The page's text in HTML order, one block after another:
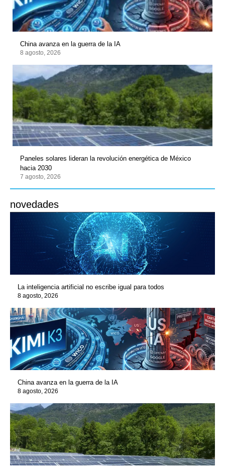
China avanza en la guerra de la IA
8 agosto, 2026
Paneles solares lideran la revolución energética de México
hacia 2030
7 agosto, 2026
novedades
La inteligencia artificial no escribe igual para todos
8 agosto, 2026
China avanza en la guerra de la IA
8 agosto, 2026